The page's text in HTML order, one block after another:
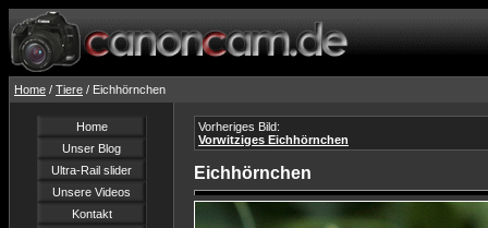
Home / Tiere / Eichhörnchen
Home
Unser Blog
Ultra-Rail slider
Unsere Videos
Kontakt
Vorheriges Bild:
Vorwitziges Eichhörnchen
Eichhörnchen